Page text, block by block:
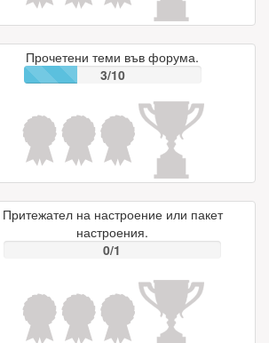
Прочетени теми във форума.
3/10
Притежател на настроение или пакет
настроения.
0/1